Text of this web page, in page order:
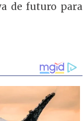
de futuro para